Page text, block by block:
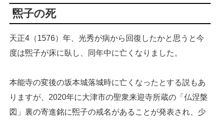
煕子の死
天正4（1576）年、光秀が病から回復したかと思うと今
度は煕子が床に臥し、同年中に亡くなりました。
本能寺の変後の坂本城落城時に亡くなったとする説もあ
りますが、2020年に大津市の聖衆来迎寺所蔵の「仏涅槃
図」裏の寄進銘に煕子の戒名があることが発表され、少